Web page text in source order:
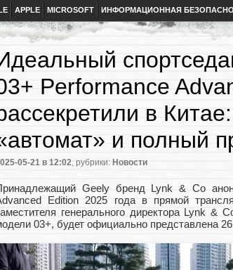
APPLE MICROSOFT ИНФОРМАЦИОННАЯ
Performance
в
и полный
05-21 в 12:02, рубрики: Новости
Geely бренд Lynk & Co
Edition 2025 года в прямой
генерального директора Lynk &
03+, будет официально представлена